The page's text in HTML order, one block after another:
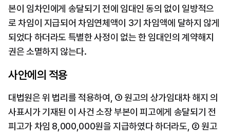
본이 임차인에게 송달되기 전에 임대인 동의 없이 일방적으
로 차임이 지급되어 차임연체액이 3기 차임액에 달하지 않게
되었다 하더라도 특별한 사정이 없는 한 임대인의 계약해지
권은 소멸하지 않는다.
사안에의 적용
대법원은 위 법리를 적용하여, ① 원고의 상가임대차 해지 의
사표시가 기재된 이 사건 소장 부본이 피고에게 송달되기 전
피고가 차임 8,000,000원을 지급하였다 하더라도, ② 원고